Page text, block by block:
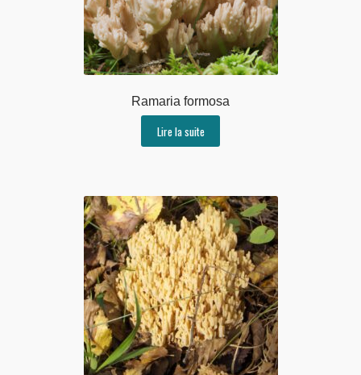
Ramaria formosa
Lire la suite